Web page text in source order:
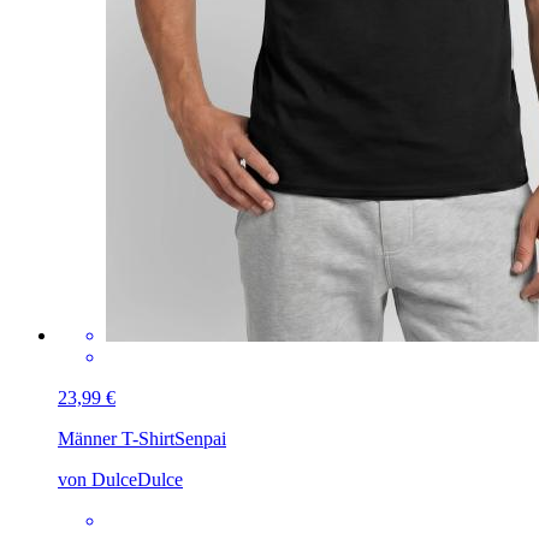
23,99 €
Männer T-ShirtSenpai
von DulceDulce